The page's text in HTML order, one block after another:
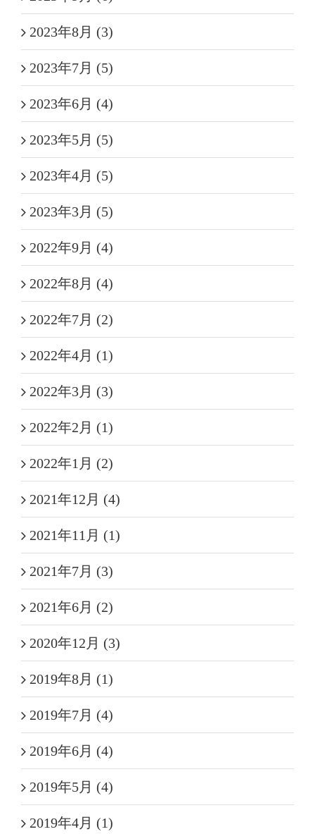
2023年8月 (3)
2023年7月 (5)
2023年6月 (4)
2023年5月 (5)
2023年4月 (5)
2023年3月 (5)
2022年9月 (4)
2022年8月 (4)
2022年7月 (2)
2022年4月 (1)
2022年3月 (3)
2022年2月 (1)
2022年1月 (2)
2021年12月 (4)
2021年11月 (1)
2021年7月 (3)
2021年6月 (2)
2020年12月 (3)
2019年8月 (1)
2019年7月 (4)
2019年6月 (4)
2019年5月 (4)
2019年4月 (1)